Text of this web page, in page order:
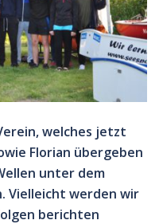
welches jetzt
Florian übergeben
unter dem
Vielleicht werden wir
berichten